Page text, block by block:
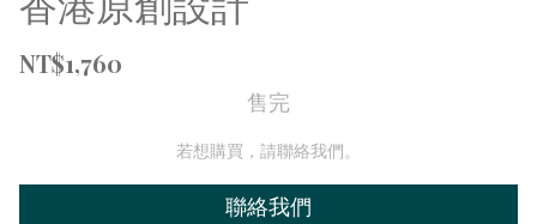
NT$1,760
售完
若想購買，請聯絡我們。
聯絡我們